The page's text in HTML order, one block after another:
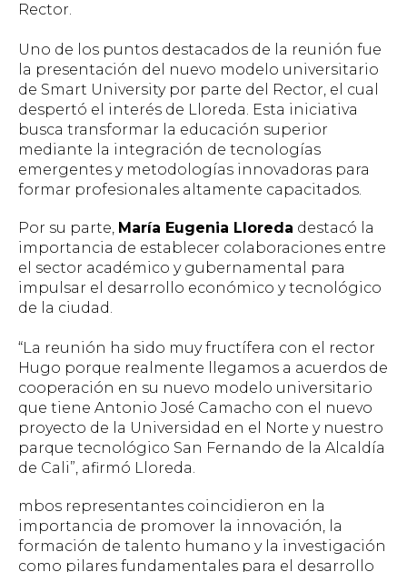
Rector.
Uno de los puntos destacados de la reunión fue
la presentación del nuevo modelo universitario
de Smart Universitypor parte del Rector, el cual
despertó el interés de Lloreda. Esta iniciativa
busca transformar la educación superior
mediante la integración de tecnologías
emergentes y metodologías innovadoras para
formar profesionales altamente capacitados.
Por su parte, María Eugenia Lloreda destacó la
importancia de establecer colaboraciones entre
el sector académico y gubernamental para
impulsar el desarrollo económico y tecnológico
de la ciudad.
“La reunión ha sido muy fructífera con el rector
Hugo porque realmente llegamos a acuerdos de
cooperación en su nuevo modelo universitario
que tiene Antonio José Camacho con el nuevo
proyecto de la Universidad en el Norte y nuestro
parque tecnológico San Fernando de la Alcaldía
de Cali”, afirmó Lloreda.
mbos representantes coincidieron en la
importancia de promover la innovación, la
formación de talento humano y la investigación
como pilares fundamentales para el desarrollo